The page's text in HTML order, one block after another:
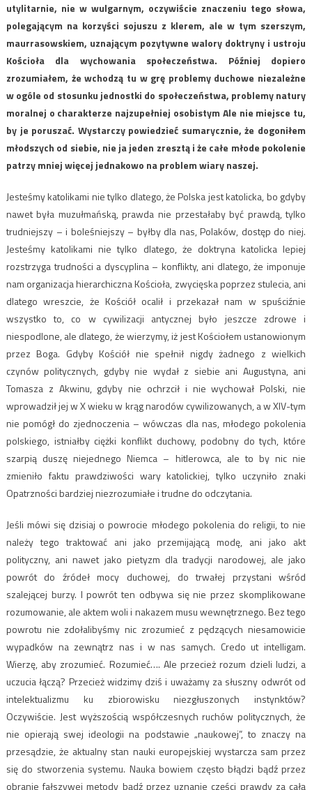
utylitarnie, nie w wulgarnym, oczywiście znaczeniu tego słowa,
polegającym na korzyści sojuszu z klerem, ale w tym szerszym,
maurrasowskiem, uznającym pozytywne walory doktryny i ustroju
Kościoła dla wychowania społeczeństwa. Później dopiero
zrozumiałem, że wchodzą tu w grę problemy duchowe niezależne
w ogóle od stosunku jednostki do społeczeństwa, problemy natury
moralnej o charakterze najzupełniej osobistym Ale nie miejsce tu,
by je poruszać. Wystarczy powiedzieć sumarycznie, że dogoniłem
młodszych od siebie, nie ja jeden zresztą i że całe młode pokolenie
patrzy mniej więcej jednakowo na problem wiary naszej.
Jesteśmy katolikami nie tylko dlatego, że Polska jest katolicka, bo gdyby
nawet była muzułmańską, prawda nie przestałaby być prawdą, tylko
trudniejszy – i boleśniejszy – byłby dla nas, Polaków, dostęp do niej.
Jesteśmy katolikami nie tylko dlatego, że doktryna katolicka lepiej
rozstrzyga trudności a dyscyplina – konflikty, ani dlatego, że imponuje
nam organizacja hierarchiczna Kościoła, zwycięska poprzez stulecia, ani
dlatego wreszcie, że Kościół ocalił i przekazał nam w spuściźnie
wszystko to, co w cywilizacji antycznej było jeszcze zdrowe i
niespodlone, ale dlatego, że wierzymy, iż jest Kościołem ustanowionym
przez Boga. Gdyby Kościół nie spełnił nigdy żadnego z wielkich
czynów politycznych, gdyby nie wydał z siebie ani Augustyna, ani
Tomasza z Akwinu, gdyby nie ochrzcił i nie wychował Polski, nie
wprowadził jej w X wieku w krąg narodów cywilizowanych, a w XIV-tym
nie pomógł do zjednoczenia – wówczas dla nas, młodego pokolenia
polskiego, istniałby ciężki konflikt duchowy, podobny do tych, które
szarpią duszę niejednego Niemca – hitlerowca, ale to by nic nie
zmieniło faktu prawdziwości wary katolickiej, tylko uczyniło znaki
Opatrzności bardziej niezrozumiałe i trudne do odczytania.
Jeśli mówi się dzisiaj o powrocie młodego pokolenia do religii, to nie
należy tego traktować ani jako przemijającą modę, ani jako akt
polityczny, ani nawet jako pietyzm dla tradycji narodowej, ale jako
powrót do źródeł mocy duchowej, do trwałej przystani wśród
szalejącej burzy. I powrót ten odbywa się nie przez skomplikowane
rozumowanie, ale aktem woli i nakazem musu wewnętrznego. Bez tego
powrotu nie zdołalibyśmy nic zrozumieć z pędzących niesamowicie
wypadków na zewnątrz nas i w nas samych. Credo ut intelligam.
Wierzę, aby zrozumieć. Rozumieć…. Ale przecież rozum dzieli ludzi, a
uczucia łączą? Przecież widzimy dziś i uważamy za słuszny odwrót od
intelektualizmu ku zbiorowisku niezgłuszonych instynktów?
Oczywiście. Jest wyższością współczesnych ruchów politycznych, że
nie opierają swej ideologii na podstawie „naukowej”, to znaczy na
przesądzie, że aktualny stan nauki europejskiej wystarcza sam przez
się do stworzenia systemu. Nauka bowiem często błądzi bądź przez
obranie fałszywej metody bądź przez uznanie części prawdy za całą